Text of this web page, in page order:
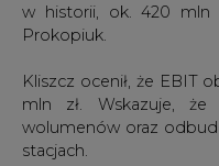
w historii, ok. 420 mln
Prokopiuk.
Kliszcz ocenił, że EBIT
mln zł. Wskazuje,
wolumenów oraz
stacjach.